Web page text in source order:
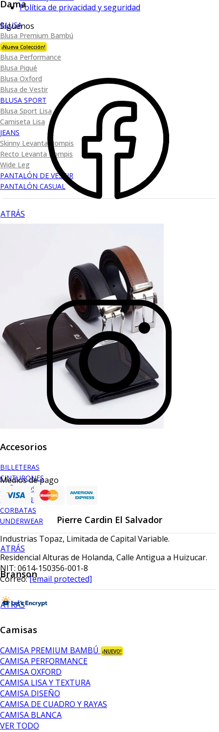
Dama
BLUSA
Blusa Premium Bambú
¡Nueva Colección!
Blusa Performance
Blusa Piqué
Blusa Oxford
Blusa de Vestir
BLUSA SPORT
Blusa Sport Lisa
Camiseta Lisa
JEANS
Skinny Levanta Pompis
Recto Levanta Pompis
Wide Leg
PANTALÓN DE VESTIR
PANTALÓN CASUAL
ATRÁS
Accesorios
BILLETERAS
CINTURONES
PAÑUELOS
CALCETINES
CORBATAS
UNDERWEAR
ATRÁS
Branson
ATRÁS
Camisas
CAMISA PREMIUM BAMBÚ ¡NUEVO!
CAMISA PERFORMANCE
CAMISA OXFORD
CAMISA LISA Y TEXTURA
CAMISA DISEÑO
CAMISA DE CUADRO Y RAYAS
CAMISA BLANCA
VER TODO
Política de privacidad y seguridad
Síguenos
Medios de pago
Pierre Cardin El Salvador
Industrias Topaz, Limitada de Capital Variable.
Residencial Alturas de Holanda, Calle Antigua a Huizucar.
NIT: 0614-150356-001-8
Correo:[email protected]